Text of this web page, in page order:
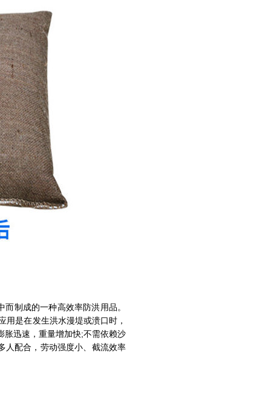
制成的一种高效率防洪用品。
是在发生洪水漫堤或溃口时，
胀迅速，重量增加快;不需依赖沙
人配合，劳动强度小、截流效率